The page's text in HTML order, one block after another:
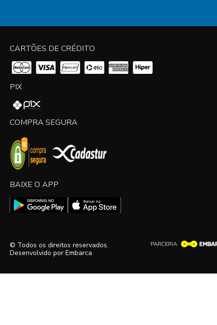
CARTÕES DE CRÉDITO
PIX
COMPRA SEGURA
BAIXE O APP
© Todos os direitos reservados.
Desenvolvido por Embarca